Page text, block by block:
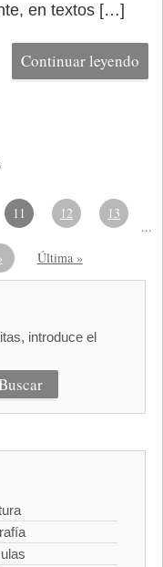
en textos […]
Continuar leyendo
11 12 13
...
Última »
introduce el